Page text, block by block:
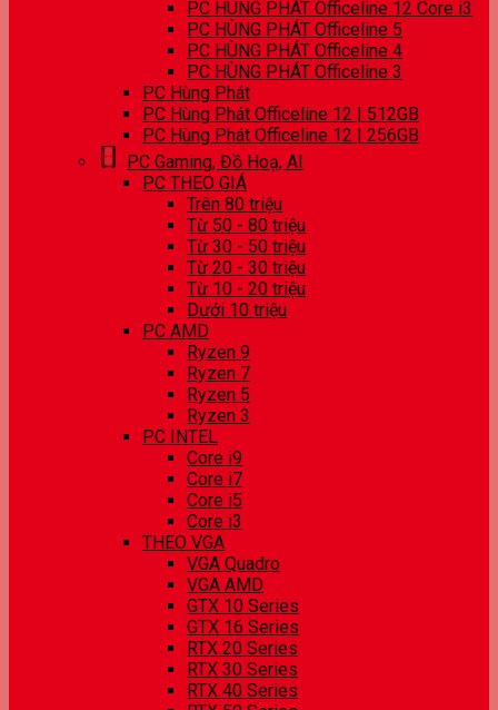
PC HÙNG PHÁT Officeline 12 Core i3
PC HÙNG PHÁT Officeline 5
PC HÙNG PHÁT Officeline 4
PC HÙNG PHÁT Officeline 3
PC Hùng Phát
PC Hùng Phát Officeline 12 | 512GB
PC Hùng Phát Officeline 12 | 256GB
PC Gaming, Đồ Hoạ, AI
PC THEO GIÁ
Trên 80 triệu
Từ 50 - 80 triệu
Từ 30 - 50 triệu
Từ 20 - 30 triệu
Từ 10 - 20 triệu
Dưới 10 triệu
PC AMD
Ryzen 9
Ryzen 7
Ryzen 5
Ryzen 3
PC INTEL
Core i9
Core i7
Core i5
Core i3
THEO VGA
VGA Quadro
VGA AMD
GTX 10 Series
GTX 16 Series
RTX 20 Series
RTX 30 Series
RTX 40 Series